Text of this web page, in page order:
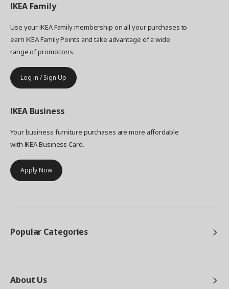
IKEA Family
Use your IKEA Family membership on all your purchases to
earn IKEA Family Points and take advantage of a wide
range of promotions.
Log in / Sign Up
IKEA Business
Your business furniture purchases are more affordable
with IKEA Business Card.
Apply Now
Popular Categories
About Us